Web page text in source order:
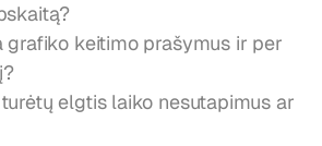
grafiko keitimo prašymus ir per
elgtis laiko nesutapimus ar